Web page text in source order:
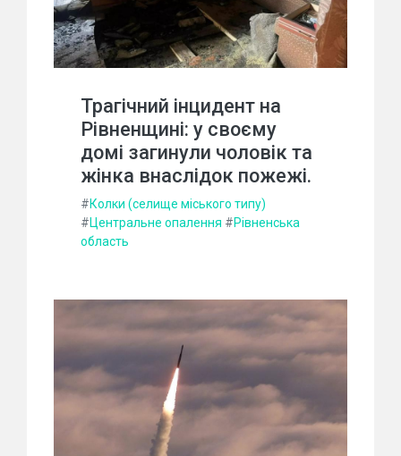
Трагічний інцидент на
Рівненщині: у своєму
домі загинули чоловік та
жінка внаслідок пожежі.
#Колки (селище міського типу)
#Центральне опалення #Рівненська
область